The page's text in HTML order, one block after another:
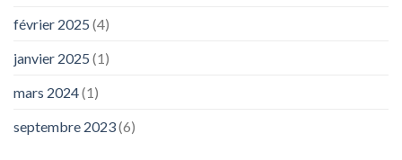
février 2025 (4)
janvier 2025 (1)
mars 2024(1)
septembre 2023(6)